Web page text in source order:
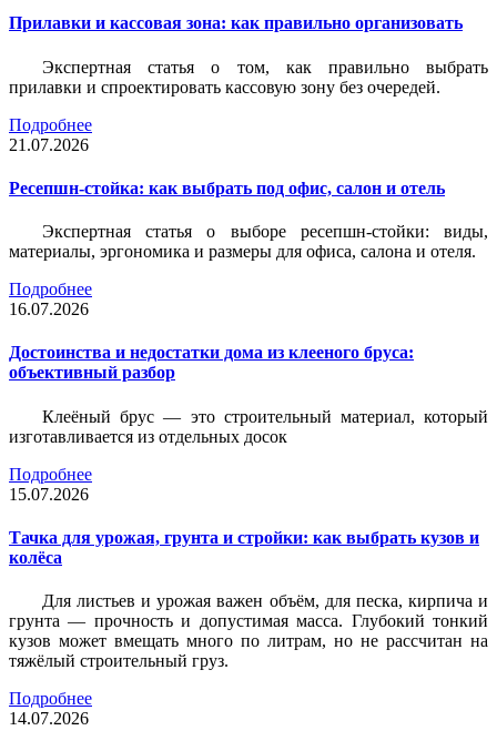
Прилавки и кассовая зона: как правильно организовать
Экспертная статья о том, как правильно выбрать
прилавки и спроектировать кассовую зону без очередей.
Подробнее
21.07.2026
Ресепшн-стойка: как выбрать под офис, салон и отель
Экспертная статья о выборе ресепшн-стойки: виды,
материалы, эргономика и размеры для офиса, салона и отеля.
Подробнее
16.07.2026
Достоинства и недостатки дома из клееного бруса:
объективный разбор
Клеёный брус — это строительный материал, который
изготавливается из отдельных досок
Подробнее
15.07.2026
Тачка для урожая, грунта и стройки: как выбрать кузов и
колёса
Для листьев и урожая важен объём, для песка, кирпича и
грунта — прочность и допустимая масса. Глубокий тонкий
кузов может вмещать много по литрам, но не рассчитан на
тяжёлый строительный груз.
Подробнее
14.07.2026